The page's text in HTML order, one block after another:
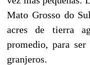
Mato Grosso do
acres de tierra
promedio, para ser
granjeros.